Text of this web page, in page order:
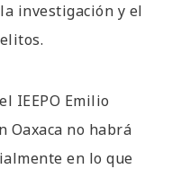
investigación y el
IEEPO Emilio
Oaxaca no habrá
en lo que